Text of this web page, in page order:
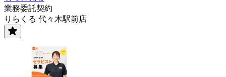
業務委託契約
りらくる 代々木駅前店